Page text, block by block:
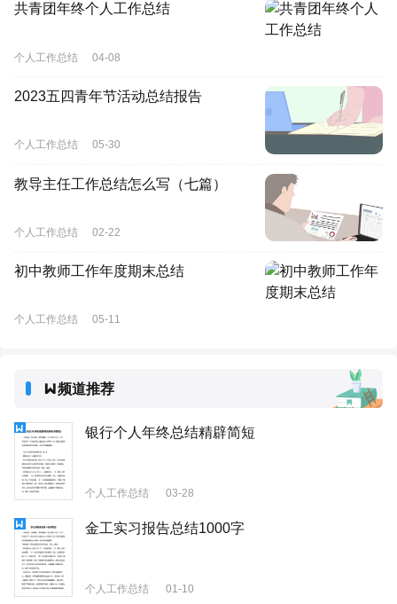
共青团年终个人工作总结
个人工作总结 04-08
2023五四青年节活动总结报告
个人工作总结 05-30
教导主任工作总结怎么写（七篇）
个人工作总结 02-22
初中教师工作年度期末总结
个人工作总结 05-11
频道推荐
银行个人年终总结精辟简短
个人工作总结 03-28
金工实习报告总结1000字
个人工作总结 01-10